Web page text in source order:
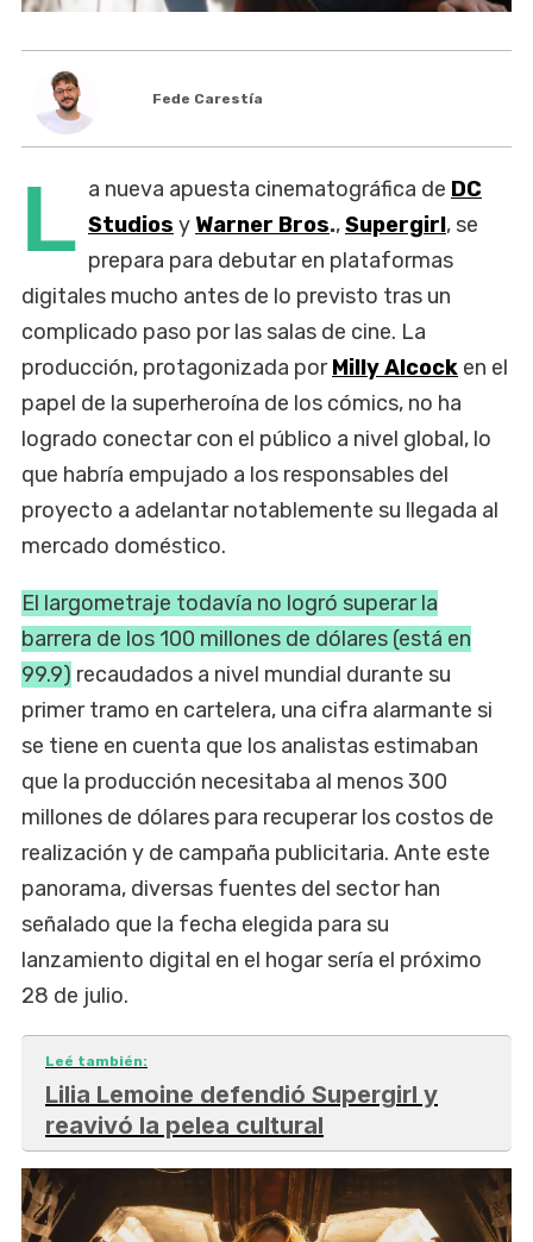
Fede Carestía
L a nueva apuesta cinematográfica de DC
Studios y Warner Bros.,Supergirl, se
prepara para debutar en plataformas
digitales mucho antes de lo previsto tras un
complicado paso por las salas de cine. La
producción, protagonizada porMilly Alcock en el
papel de la superheroína de los cómics, no ha
logrado conectar con el público a nivel global, lo
que habría empujado a los responsables del
proyecto a adelantar notablemente su llegada al
mercado doméstico.
El largometraje todavía no logró superar la
barrera de los 100 millones de dólares (está en
99.9) recaudados a nivel mundial durante su
primer tramo en cartelera, una cifra alarmante si
se tiene en cuenta que los analistas estimaban
que la producción necesitaba al menos 300
millones de dólares para recuperar los costos de
realización y de campaña publicitaria. Ante este
panorama, diversas fuentes del sector han
señalado que la fecha elegida para su
lanzamiento digital en el hogar sería el próximo
28 de julio.
Leé también:
Lilia Lemoine defendió Supergirl y
reavivó la pelea cultural